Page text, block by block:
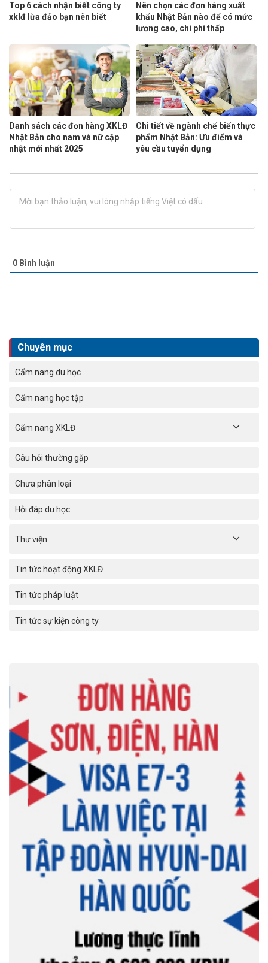
Chuyên mục
Cẩm nang du học
Cẩm nang học tập
Cẩm nang XKLĐ
Câu hỏi thường gặp
Chưa phân loại
Hỏi đáp du học
Thư viện
Tin tức hoạt động XKLĐ
Tin tức pháp luật
Tin tức sự kiện công ty
Top 6 cách nhận biết công ty
xklđ lừa đảo bạn nên biết
Nên chọn các đơn hàng xuất
khẩu Nhật Bản nào để có mức
lương cao, chi phí thấp
Danh sách các đơn hàng XKLĐ
Nhật Bản cho nam và nữ cập
nhật mới nhất 2025
Chi tiết về ngành chế biến thực
phẩm Nhật Bản: Ưu điểm và
yêu cầu tuyển dụng
0 Bình luận